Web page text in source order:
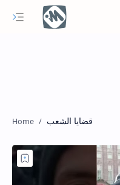
قضايا الشعب